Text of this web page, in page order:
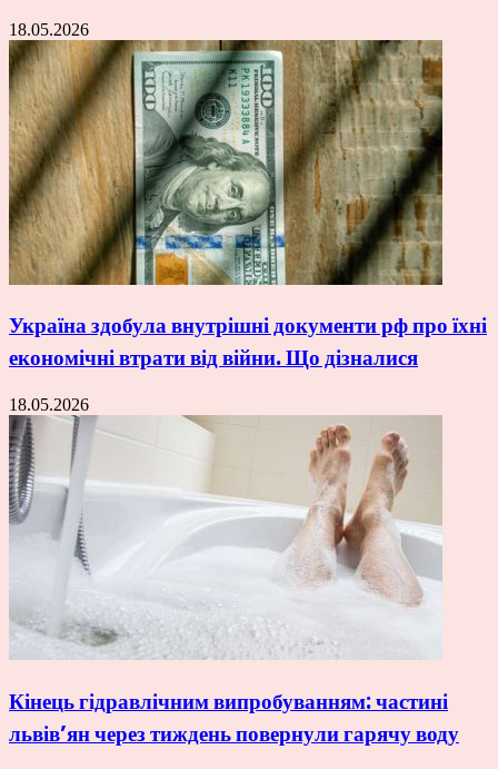
18.05.2026
Україна здобула внутрішні документи рф про їхні
економічні втрати від війни. Що дізналися
18.05.2026
Кінець гідравлічним випробуванням: частині
львів’ян через тиждень повернули гарячу воду